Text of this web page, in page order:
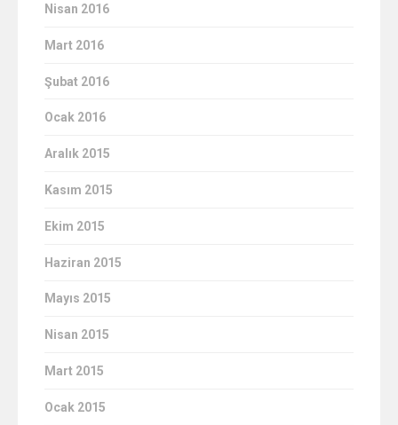
Nisan 2016
Mart 2016
Şubat 2016
Ocak 2016
Aralık 2015
Kasım 2015
Ekim 2015
Haziran 2015
Mayıs 2015
Nisan 2015
Mart 2015
Ocak 2015